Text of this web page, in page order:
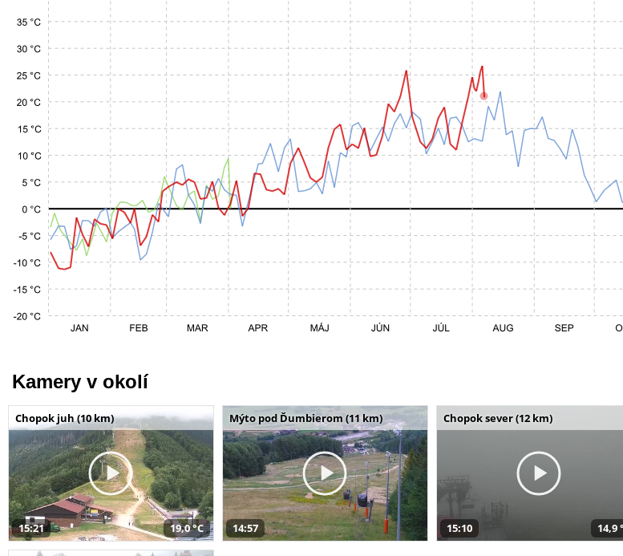
Kamery v okolí
Chopok juh (10 km)
15:21 19,0 °C
Mýto pod Ďumbierom (11 km)
14:57
Chopok sever (12 km)
15:10 14,9